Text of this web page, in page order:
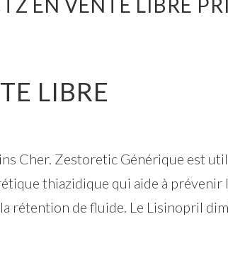
EN VENTE LIBRE
LIBRE
Cher. Zestoretic Générique est
thiazidique qui aide à prévenir
rétention de fluide. Le Lisinopril